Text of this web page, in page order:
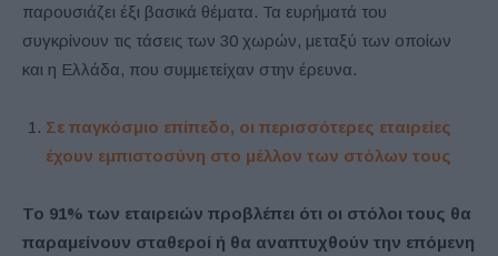
παρουσιάζει έξι βασικά θέματα. Τα ευρήματά του
συγκρίνουν τις τάσεις των 30 χωρών, μεταξύ των οποίων
και η Ελλάδα, που συμμετείχαν στην έρευνα.
Σε παγκόσμιο επίπεδο, οι περισσότερες εταιρείες
έχουν εμπιστοσύνη στο μέλλον των στόλων τους
Το 91% των εταιρειών προβλέπει ότι οι στόλοι τους θα
παραμείνουν σταθεροί ή θα αναπτυχθούν την επόμενη